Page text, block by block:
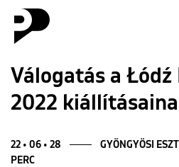
Hírek
Galéria
Interjú
Válogatás a
2022
22 • 06 • 28 GYÖNGYÖSI
PERC